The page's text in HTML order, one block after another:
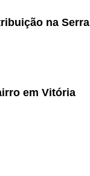
na Serra
em Vitória